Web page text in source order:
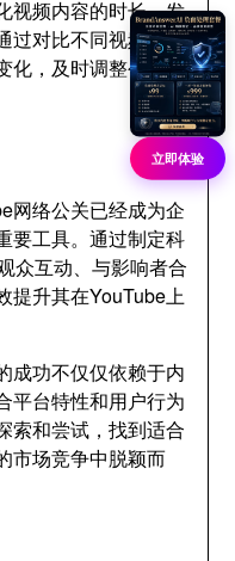
视频内容的时长、发
过对比不同视频的表
化，及时调整公关策
网络公关已经成为企
要工具。通过制定科
众互动、与影响者合
提升其在YouTube上
成功不仅仅依赖于内
平台特性和用户行为
索和尝试，找到适合
市场竞争中脱颖而
立即体验